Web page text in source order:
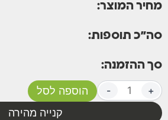
מחיר המוצר:
סה״כ תוספות:
סך ההזמנה:
- +
הוספה לסל
קנייה מהירה